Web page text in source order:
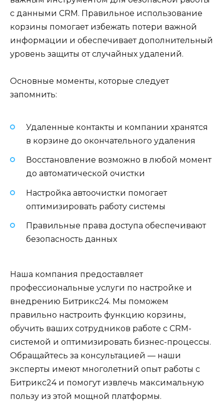
с данными CRM. Правильное использование
корзины помогает избежать потери важной
информации и обеспечивает дополнительный
уровень защиты от случайных удалений.
Основные моменты, которые следует
запомнить:
Удаленные контакты и компании хранятся
в корзине до окончательного удаления
Восстановление возможно в любой момент
до автоматической очистки
Настройка автоочистки помогает
оптимизировать работу системы
Правильные права доступа обеспечивают
безопасность данных
Наша компания предоставляет
профессиональные услуги по настройке и
внедрению Битрикс24. Мы поможем
правильно настроить функцию корзины,
обучить ваших сотрудников работе с CRM-
системой и оптимизировать бизнес-процессы.
Обращайтесь за консультацией — наши
эксперты имеют многолетний опыт работы с
Битрикс24 и помогут извлечь максимальную
пользу из этой мощной платформы.